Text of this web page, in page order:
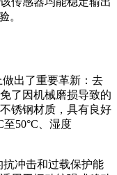
。
出了重要革新：去
了因机械磨损导致的
锈钢材质，具有良好
50°C、湿度
抗冲击和过载保护能